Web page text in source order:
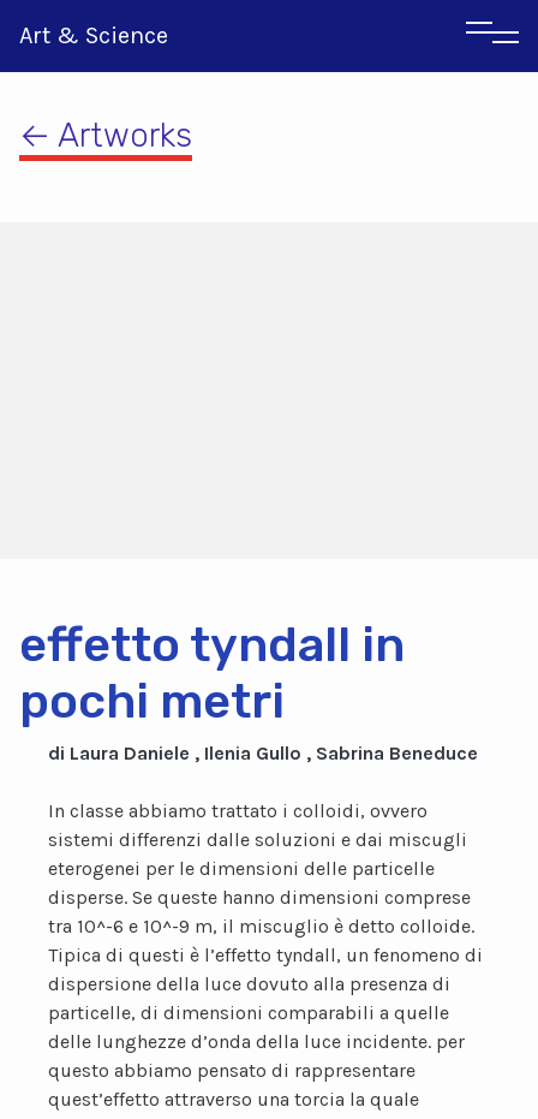
Art & Science
← Artworks
effetto tyndall in
pochi metri
di Laura Daniele , Ilenia Gullo , Sabrina Beneduce
In classe abbiamo trattato i colloidi, ovvero
sistemi differenzi dalle soluzioni e dai miscugli
eterogenei per le dimensioni delle particelle
disperse. Se queste hanno dimensioni comprese
tra 10^-6 e 10^-9 m, il miscuglio è detto colloide.
Tipica di questi è l’effetto tyndall, un fenomeno di
dispersione della luce dovuto alla presenza di
particelle, di dimensioni comparabili a quelle
delle lunghezze d’onda della luce incidente. per
questo abbiamo pensato di rappresentare
quest’effetto attraverso una torcia la quale